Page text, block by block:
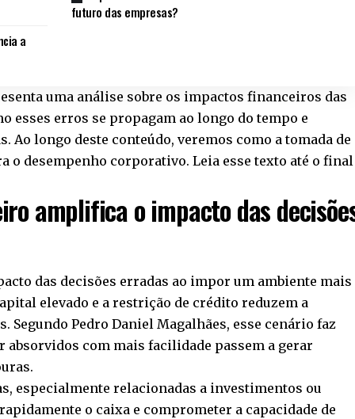
a
futuro das empresas?
uma análise sobre os impactos financeiros das
esses erros se propagam ao longo do tempo e
Ao longo deste conteúdo, veremos como a tomada de
o desempenho corporativo. Leia esse texto até o final
amplifica o impacto das
das decisões erradas ao impor um ambiente mais
elevado e a restrição de crédito reduzem a
Segundo Pedro Daniel Magalhães, esse cenário faz
absorvidos com mais facilidade passem a gerar
especialmente relacionadas a investimentos ou
o caixa e comprometer a capacidade de